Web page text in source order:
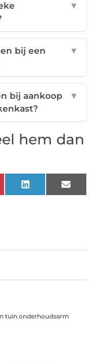
▼
bij een
▼
bij aankoop
▼
hem dan
LinkedIn Email
tuin onderhoudsarm